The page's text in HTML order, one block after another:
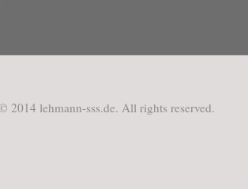
2014 lehmann-sss.de. All rights reserved.